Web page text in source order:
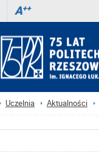
A++
Uczelnia Aktualności